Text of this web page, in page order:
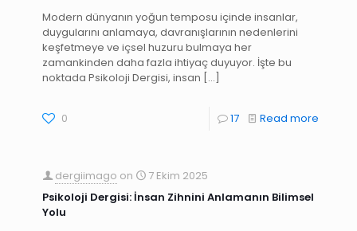
Modern dünyanın yoğun temposu içinde insanlar,
duygularını anlamaya, davranışlarının nedenlerini
keşfetmeye ve içsel huzuru bulmaya her
zamankinden daha fazla ihtiyaç duyuyor. İşte bu
noktada Psikoloji Dergisi, insan […]
0 17 Read more
dergiimago on
7 Ekim 2025
Psikoloji Dergisi: İnsan Zihnini Anlamanın Bilimsel
Yolu